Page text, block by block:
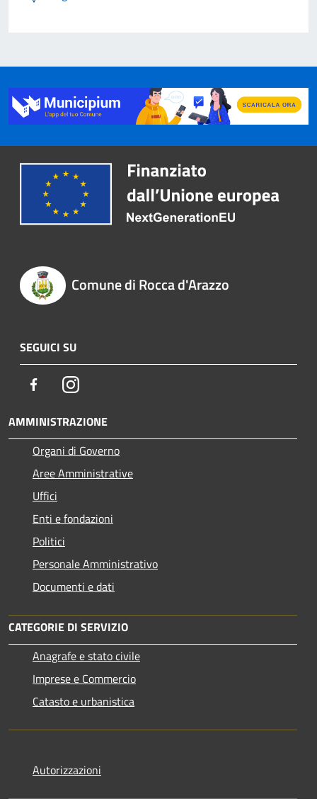
Comune di Rocca d'Arazzo
SEGUICI SU
FacebookInstagram
AMMINISTRAZIONE
Organi di Governo
Aree Amministrative
Uffici
Enti e fondazioni
Politici
Personale Amministrativo
Documenti e dati
CATEGORIE DI SERVIZIO
Anagrafe e stato civile
Imprese e Commercio
Catasto e urbanistica
Autorizzazioni